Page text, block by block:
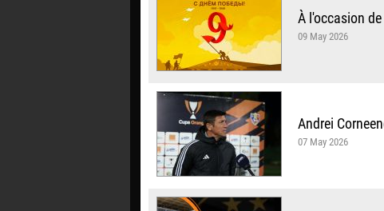
À l'occasion
09 May 2026
Andrei
07 May 2026